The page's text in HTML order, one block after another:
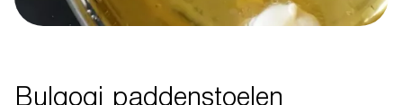
Bulgogi paddenstoelen